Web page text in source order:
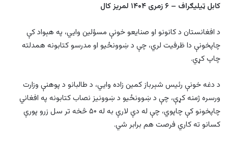
کابل ټیلیګراف – ۶ زمری ۱۴۰۴ لمریز کال
د افغانستان د کانونو او صنایعو خونې مسؤلین وایي، په هېواد کې
چاپخونې دا ظرفیت لري، چې د ښوونځیو او مدرسو کتابونه همدلته
چاپ کړي.
د دغه خونې رئیس شېرباز کمین زاده وايي، د طالبانو د پوهنې وزارت
ورسره ژمنه کړې، چې د ښوونځیو د ښوونیز نصاب کتابونه په افغاني
چاپخونو کې چاپوي، چې له دې لارې به له ۵۰ څخه تر سل زرو پورې
کسانو ته کاري فرصت هم برابر شي.